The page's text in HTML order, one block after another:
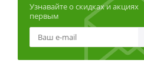
Узнавайте о скидках и акциях
первым